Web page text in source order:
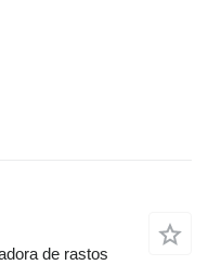
de rastos